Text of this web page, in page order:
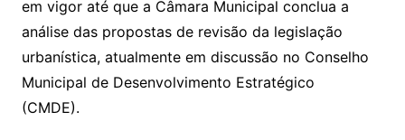
em vigor até que a Câmara Municipal conclua a
análise das propostas de revisão da legislação
urbanística, atualmente em discussão no Conselho
Municipal de Desenvolvimento Estratégico
(CMDE).